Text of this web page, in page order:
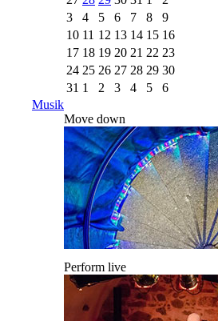
3
4 5 6 7 8
9
10 11 12 13 14 15 16
17 18 19 20 21 22 23
24 25 26 27 28 29 30
31 1 2 3 4 5
6
Musik
Move down
Perform live